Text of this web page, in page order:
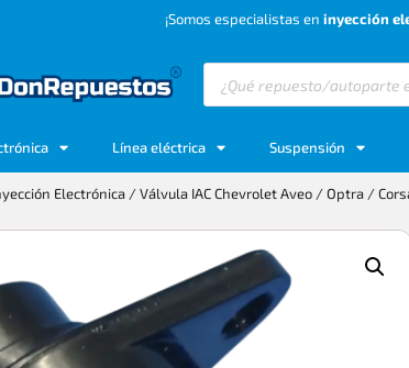
¡Somos especialistas en inyección
Línea eléctrica Suspensión
Electrónica / Válvula IAC Chevrolet Aveo / Optra /